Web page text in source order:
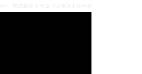
ー 株式会社 トリコ インダストリーズ